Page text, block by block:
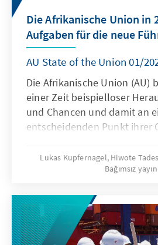
Deutschland?
Die Afrikanische Union in
Aufgaben für die neue
AU State of the Union 01/
Die Afrikanische Union (AU)
einer Zeit beispielloser
und Chancen und damit an
entscheidenden Punkt ihrer
einer Reihe komplexer
darunter das Wiederaufleben
Ausbreitung und
Terrorismus, die COVID-19-
Ausbruch interner Konflikte
Lukas Kupfernagel, Hiwote
Bağımsız yayın